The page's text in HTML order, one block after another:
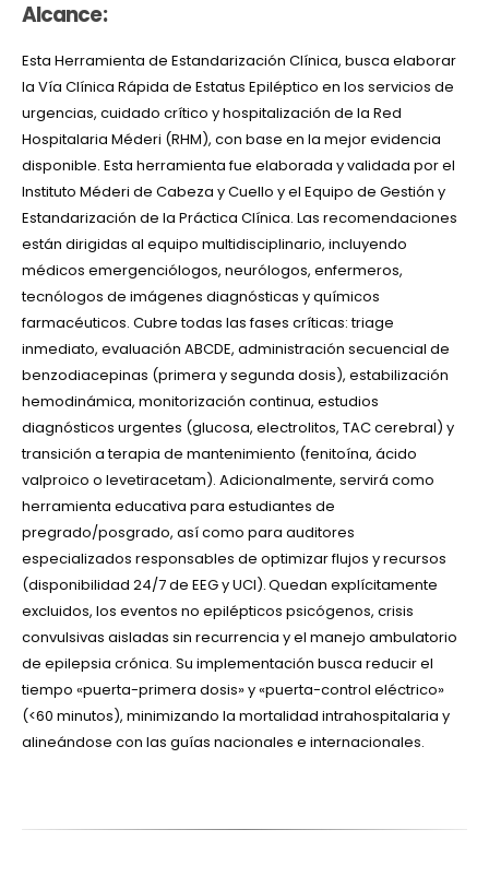
Alcance:
Esta Herramienta de Estandarización Clínica, busca elaborar
la Vía Clínica Rápida de Estatus Epiléptico en los servicios de
urgencias, cuidado crítico yhospitalización de la Red
Hospitalaria Méderi (RHM), con base en la mejor evidencia
disponible. Esta herramienta fue elaborada y validada por el
Instituto Méderi de Cabeza y Cuello y el Equipo de Gestión y
Estandarización de la Práctica Clínica. Las recomendaciones
están dirigidas al equipo multidisciplinario, incluyendo
médicos emergenciólogos, neurólogos, enfermeros,
tecnólogos de imágenes diagnósticas y químicos
farmacéuticos. Cubre todas las fases críticas:triage
inmediato, evaluación ABCDE, administración secuencial de
benzodiacepinas (primera y segunda dosis), estabilización
hemodinámica, monitorización continua, estudios
diagnósticos urgentes (glucosa, electrolitos, TAC cerebral) y
transición a terapia de mantenimiento (fenitoína, ácido
valproico o levetiracetam). Adicionalmente, servirá como
herramienta educativa para estudiantes de
pregrado/posgrado, así como para auditores
especializados responsables de optimizar flujos y recursos
(disponibilidad 24/7 de EEG y UCI).Quedan explícitamente
excluidos, los eventos no epilépticos psicógenos, crisis
convulsivas aisladas sin recurrencia y el manejo ambulatorio
de epilepsia crónica. Su implementación busca reducir el
tiempo «puerta-primera dosis» y «puerta-control eléctrico»
(<60 minutos), minimizando la mortalidad intrahospitalaria y
alineándose con las guías nacionales e internacionales.